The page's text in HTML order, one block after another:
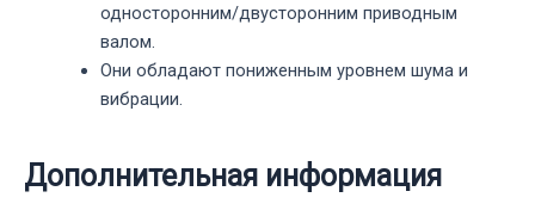
односторонним/двусторонним приводным
валом.
Они обладают пониженным уровнем шума и
вибрации.
Дополнительная информация